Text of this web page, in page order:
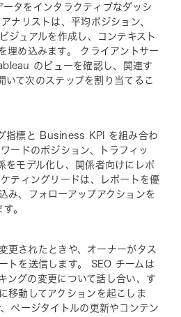
タをインタラクティブなダッシ
ナリストは、平均ポジション、
ジュアルを作成し、コンテキスト
埋め込みます。 クライアントサー
のビューを確認し、関連す
て次のステップを割り当てるこ
指標と Business KPI を組み合わ
ードのポジション、トラフィッ
をモデル化し、関係者向けにレポ
ティングリードは、レポートを優
み、フォローアップアクションを
。
更されたときや、オーナーがタス
トを送信します。 SEO チームは
ングの変更について話し合い、す
移動してアクションを起こしま
ページタイトルの更新やコンテン